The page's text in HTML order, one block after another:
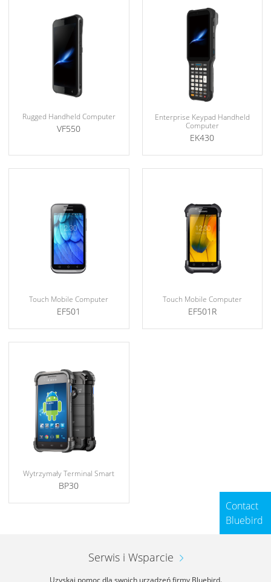
Rugged Handheld Computer
VF550
Enterprise Keypad Handheld
Computer
EK430
Touch Mobile Computer
EF501
Touch Mobile Computer
EF501R
Wytrzymały Terminal Smart
BP30
Contact
Bluebird
Serwis i Wsparcie
Uzyskaj pomoc dla swoich urządzeń firmy Bluebird.